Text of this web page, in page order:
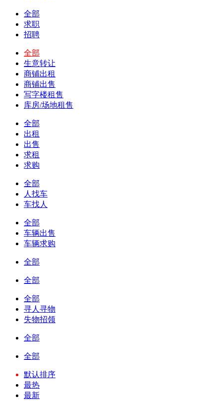
全部
求职
招聘
全部
生意转让
商铺出租
商铺出售
写字楼租售
库房/场地租售
全部
出租
出售
求租
求购
全部
人找车
车找人
全部
车辆出售
车辆求购
全部
全部
全部
寻人寻物
失物招领
全部
全部
默认排序
最热
最新